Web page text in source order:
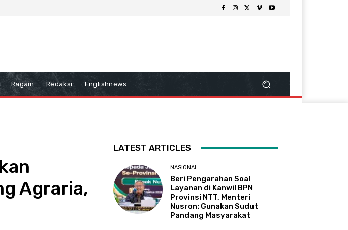
Ragam Redaksi Englishnews
Agraria,
LATEST ARTICLES
NASIONAL
Beri Pengarahan Soal
Layanan di Kanwil BPN
Provinsi NTT, Menteri
Nusron: Gunakan Sudut
Pandang Masyarakat